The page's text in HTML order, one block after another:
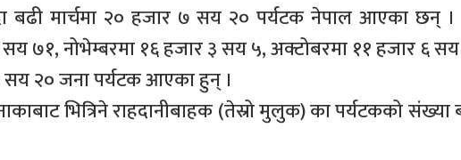
बढी मार्चमा २० हजार ७ सय २० पर्यटक नेपाल आएका छन् ।
७१, नोभेम्बरमा १६ हजार ३ सय ५, अक्टोबरमा ११ हजार ६
सय २० जना पर्यटक आएका हुन् ।
भित्रिने राहदानीबाहक (तेस्रो मुलुक) का पर्यटकको